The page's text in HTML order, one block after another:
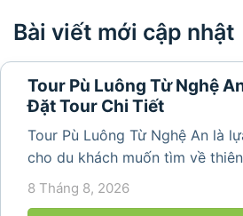
Bài viết mới cập nhật
Tour Pù Luông Từ Nghệ
Đặt Tour Chi Tiết
Tour Pù Luông Từ Nghệ An là
cho du khách muốn tìm về
không khí trong lành và khám
8 Tháng 8, 2026